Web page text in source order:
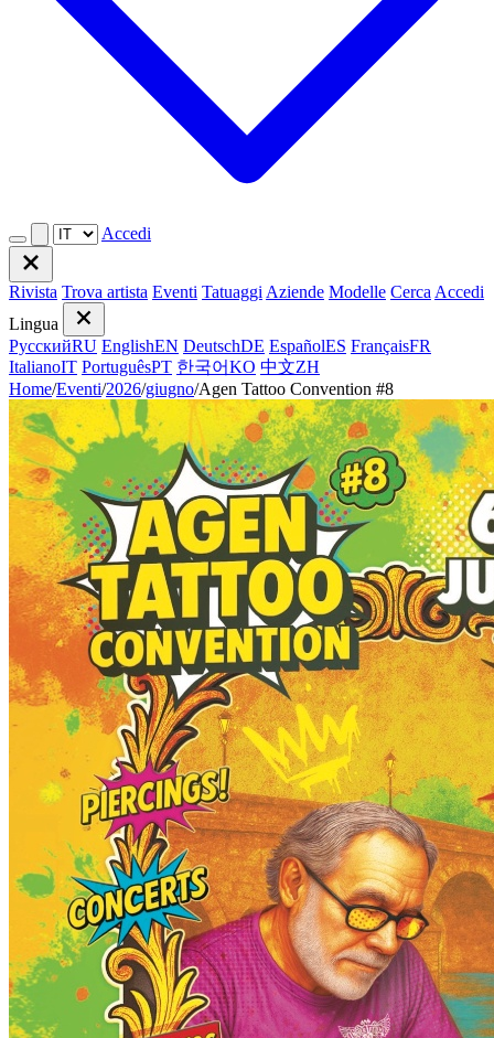
Accedi
Rivista Trova artista Eventi Tatuaggi Aziende Modelle Cerca Accedi
Lingua
РусскийRU EnglishEN DeutschDE EspañolES FrançaisFR
ItalianoIT PortuguêsPT 한국어KO 中文ZH
Home/Eventi/2026/giugno/Agen Tattoo Convention #8